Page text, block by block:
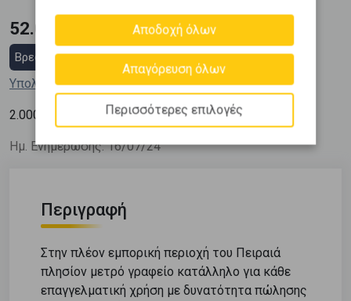
52.000 €
Βρες στεγαστικό δάνειο
Υπολόγισε τη δόση μου
2.000
Ημ. Ενημέρωσης: 16/07/24
Περιγραφή
Στην πλέον εμπορική περιοχή του Πειραιά
πλησίον μετρό γραφείο κατάλληλο για κάθε
επαγγελματική χρήση με δυνατότητα πώλησης
Αποδοχή όλων
Απαγόρευση όλων
Περισσότερες επιλογές